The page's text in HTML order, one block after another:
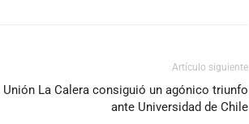
Artículo siguiente
Unión La Calera consiguió un agónico triunfo
ante Universidad de Chile